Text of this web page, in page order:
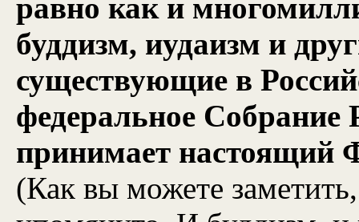
равно как и
буддизм, иудаизм и
существующие в
федеральное Собрание
принимает настоящий
(Как вы можете